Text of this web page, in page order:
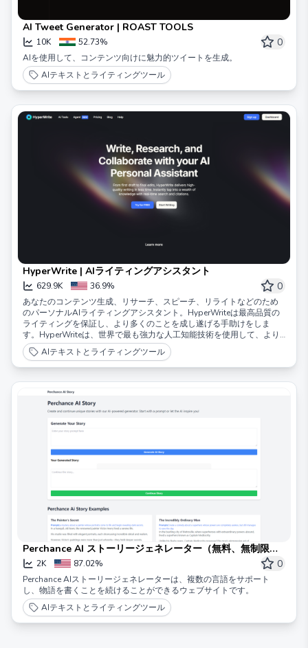
AI Tweet Generator | ROAST TOOLS
10K 52.73% 0
AIを使用して、コンテンツ向けに魅力的ツイートを生成。
AIテキストとライティングツール
HyperWrite | AIライティングアシスタント
629.9K 36.9% 0
あなたのコンテンツ生成、リサーチ、スピーチ、リライトなどのため
のパーソナルAIライティングアシスタント。HyperWriteは最高品質の
ライティングを保証し、より多くのことを成し遂げる手助けをしま
す。HyperWriteは、世界で最も強力な人工知能技術を使用して、より
スマートに、迅速に、そして簡単に作業できるようにします。あなた
のライティング、コミュニケーション、リサーチを変革するための数
百のAIツール。私たちのAIライターと新しいAIパーソナルアシスタン
ください。
AIテキストとライティングツール
Perchance AI ストーリージェネレーター（無料、無制限、
サインアップ不要）
2K 87.02% 0
Perchance AIストーリージェネレーターは、複数の言語をサポート
し、物語を書くことを続けることができるウェブサイトです。
AIテキストとライティングツール